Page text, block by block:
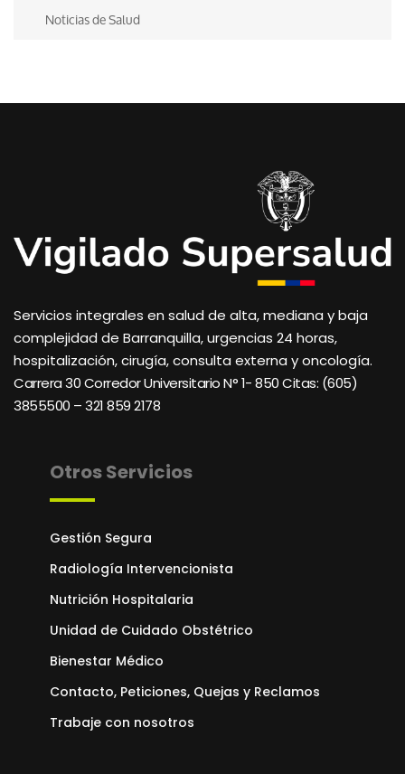
Noticias de Salud
Servicios integrales en salud de alta, mediana y baja
complejidad de Barranquilla, urgencias 24 horas,
hospitalización, cirugía, consulta externa y oncología.
Carrera 30 Corredor Universitario N° 1- 850 Citas: (605)
3855500 – 321 859 2178
Otros Servicios
Gestión Segura
Radiología Intervencionista
Nutrición Hospitalaria
Unidad de Cuidado Obstétrico
Bienestar Médico
Contacto, Peticiones, Quejas y Reclamos
Trabaje con nosotros